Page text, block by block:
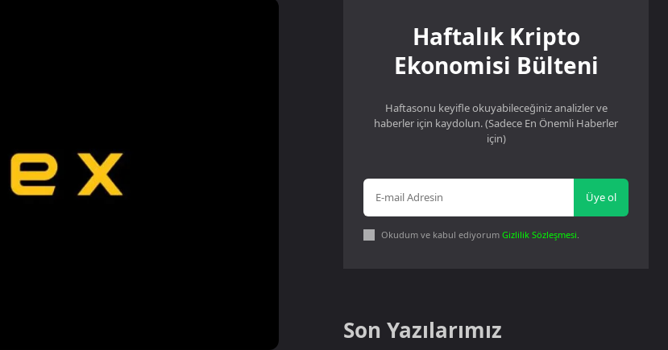
Haftalık Kripto
Ekonomisi Bülteni
Haftasonu keyifle okuyabileceğiniz analizler ve
haberler için kaydolun. (Sadece En Önemli Haberler
için)
Üye ol
Okudum ve kabul ediyorumGizlilik Sözleşmesi.
Son Yazılarımız